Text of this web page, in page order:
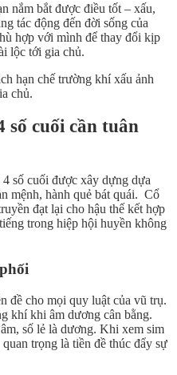
nắm bắt được điều tốt – xấu,
tác động đến đời sống của
hợp với mình để thay đổi kịp
lộc tới gia chủ.
hạn chế trường khí xấu ảnh
chủ.
số cuối cần tuân
số cuối được xây dựng dựa
mệnh, hành quẻ bát quái. Cổ
đạt lại cho hậu thế kết hợp
trong hiệp hội huyền không
đề cho mọi quy luật của vũ trụ.
khí khi âm dương cân bằng.
số lẻ là dương. Khi xem sim
trọng là tiền đề thúc đẩy sự